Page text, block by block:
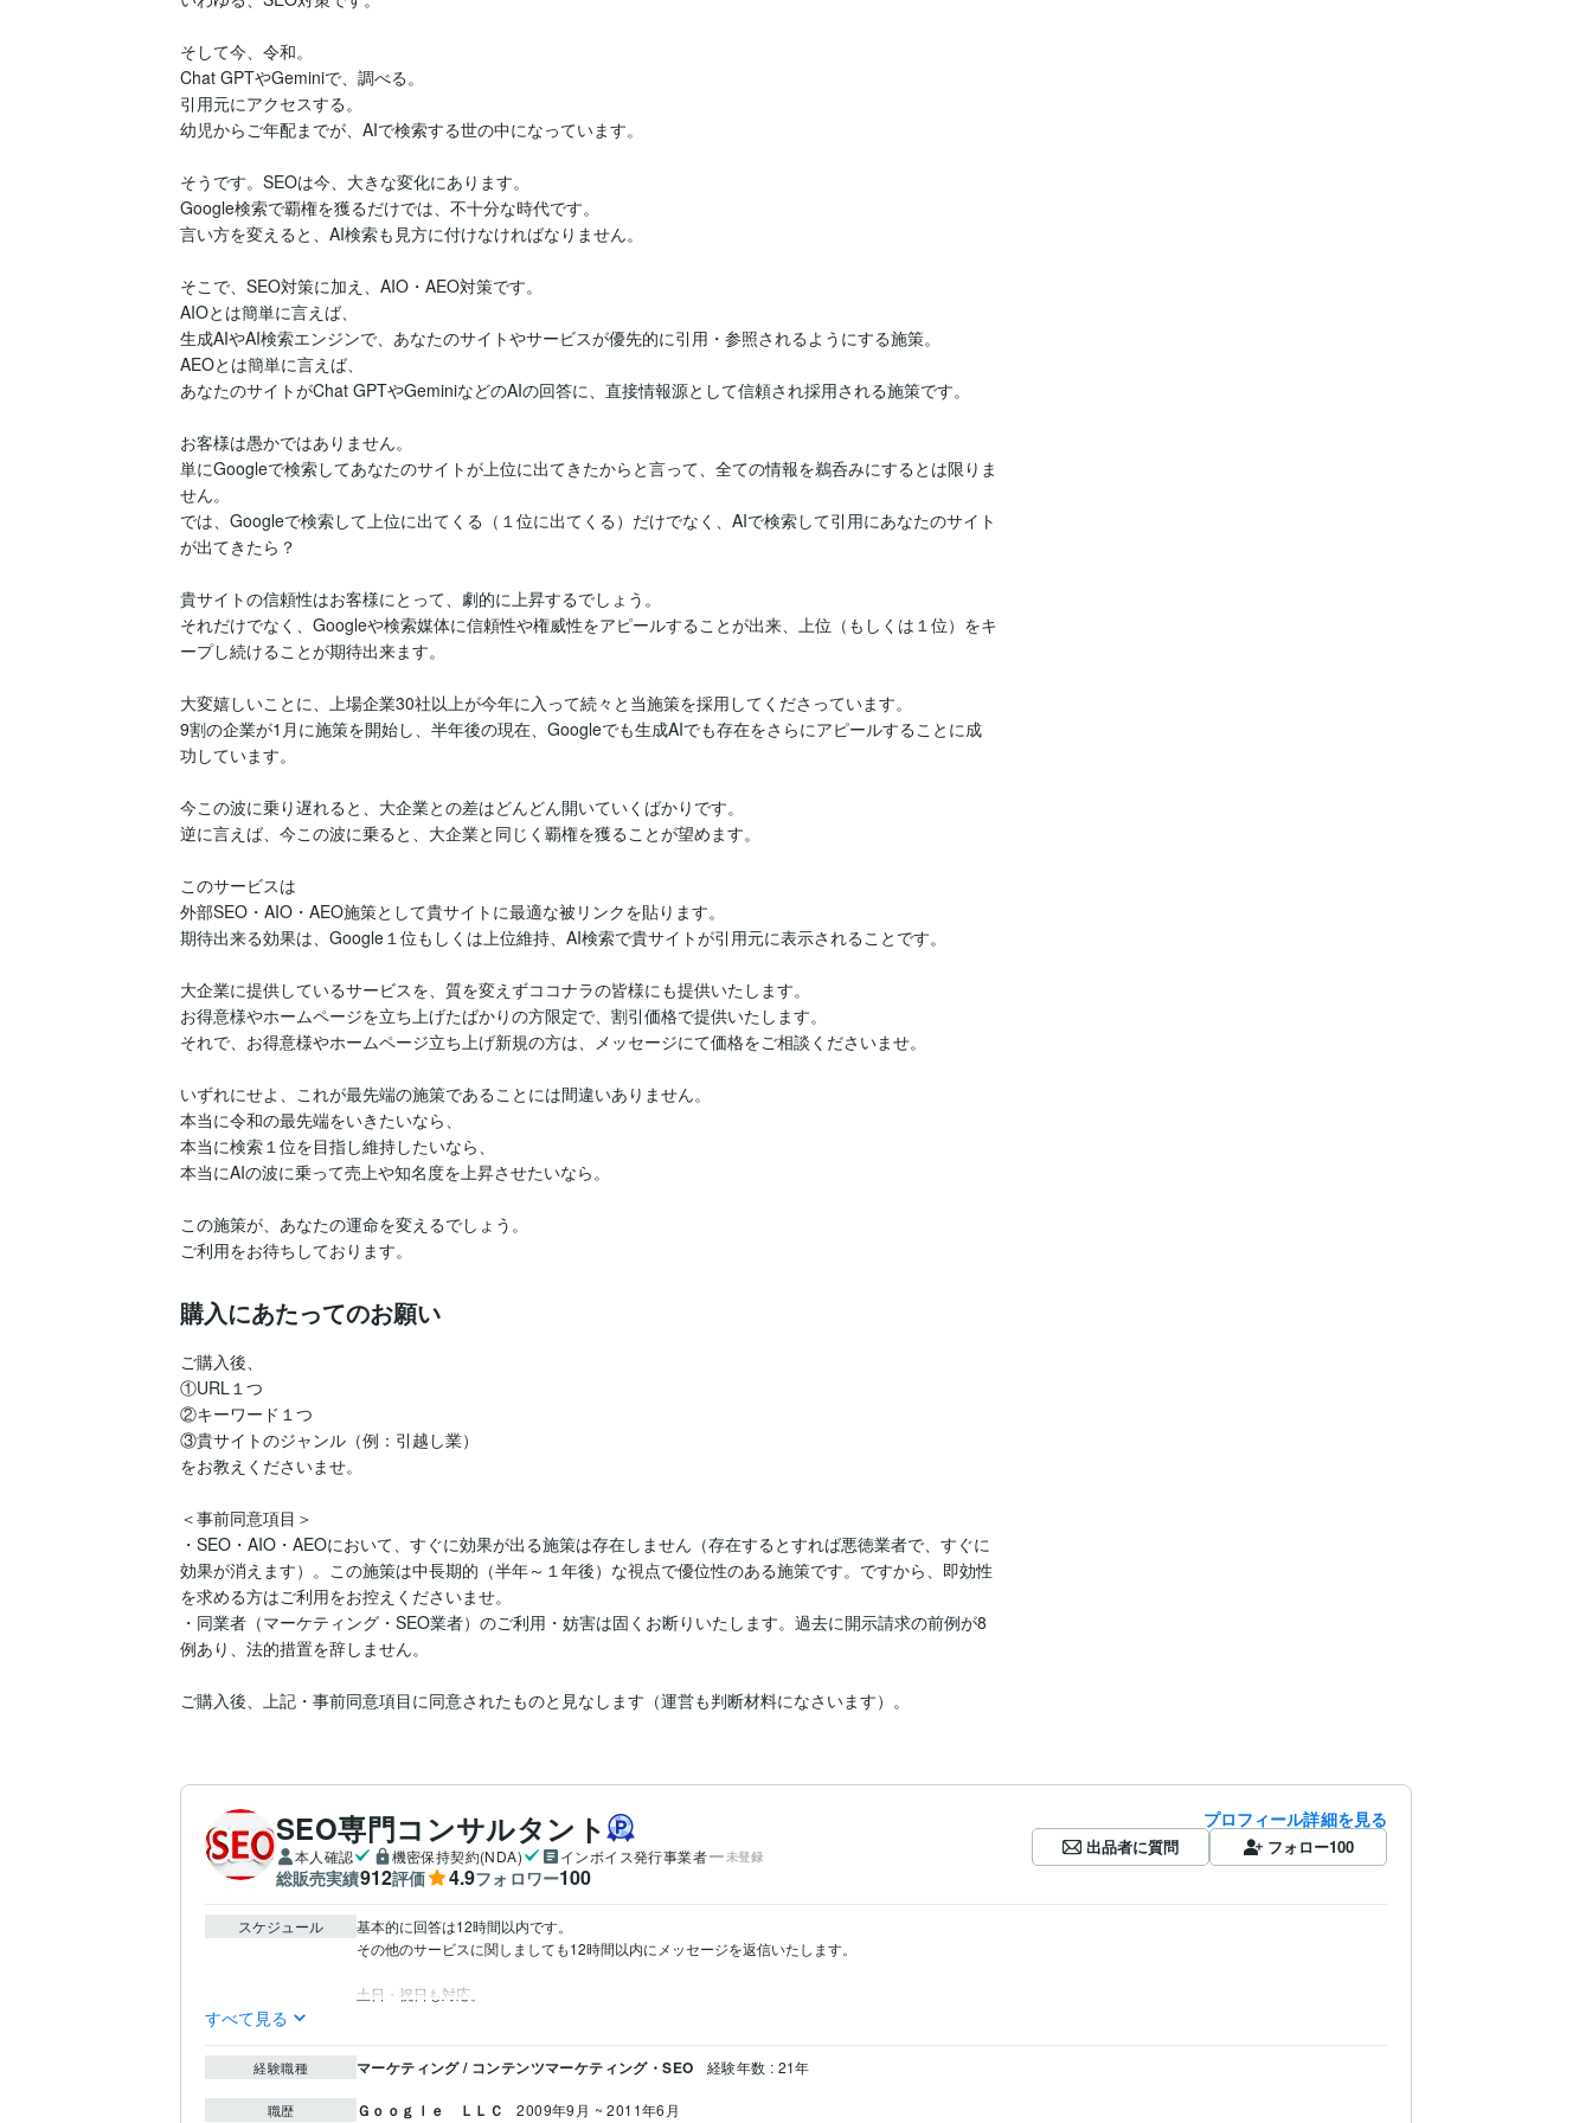
そして今、令和。
Chat GPTやGeminiで、調べる。
引用元にアクセスする。
幼児からご年配までが、AIで検索する世の中になっています。
そうです。SEOは今、大きな変化にあります。
Google検索で覇権を獲るだけでは、不十分な時代です。
言い方を変えると、AI検索も見方に付けなければなりません。
そこで、SEO対策に加え、AIO・AEO対策です。
AIOとは簡単に言えば、
生成AIやAI検索エンジンで、あなたのサイトやサービスが優先的に引用・参照されるようにする施策。
AEOとは簡単に言えば、
あなたのサイトがChat GPTやGeminiなどのAIの回答に、直接情報源として信頼され採用される施策です。
お客様は愚かではありません。
単にGoogleで検索してあなたのサイトが上位に出てきたからと言って、全ての情報を鵜呑みにするとは限りま
せん。
では、Googleで検索して上位に出てくる（１位に出てくる）だけでなく、AIで検索して引用にあなたのサイト
が出てきたら？
貴サイトの信頼性はお客様にとって、劇的に上昇するでしょう。
それだけでなく、Googleや検索媒体に信頼性や権威性をアピールすることが出来、上位（もしくは１位）をキ
ープし続けることが期待出来ます。
大変嬉しいことに、上場企業30社以上が今年に入って続々と当施策を採用してくださっています。
9割の企業が1月に施策を開始し、半年後の現在、Googleでも生成AIでも存在をさらにアピールすることに成
功しています。
今この波に乗り遅れると、大企業との差はどんどん開いていくばかりです。
逆に言えば、今この波に乗ると、大企業と同じく覇権を獲ることが望めます。
このサービスは
外部SEO・AIO・AEO施策として貴サイトに最適な被リンクを貼ります。
期待出来る効果は、Google１位もしくは上位維持、AI検索で貴サイトが引用元に表示されることです。
大企業に提供しているサービスを、質を変えずココナラの皆様にも提供いたします。
お得意様やホームページを立ち上げたばかりの方限定で、割引価格で提供いたします。
それで、お得意様やホームページ立ち上げ新規の方は、メッセージにて価格をご相談くださいませ。
いずれにせよ、これが最先端の施策であることには間違いありません。
本当に令和の最先端をいきたいなら、
本当に検索１位を目指し維持したいなら、
本当にAIの波に乗って売上や知名度を上昇させたいなら。
この施策が、あなたの運命を変えるでしょう。
ご利用をお待ちしております。
購入にあたってのお願い
ご購入後、
①URL１つ
②キーワード１つ
③貴サイトのジャンル（例：引越し業）
をお教えくださいませ。
＜事前同意項目＞
・SEO・AIO・AEOにおいて、すぐに効果が出る施策は存在しません（存在するとすれば悪徳業者で、すぐに
効果が消えます）。この施策は中長期的（半年～１年後）な視点で優位性のある施策です。ですから、即効性
を求める方はご利用をお控えくださいませ。
・同業者（マーケティング・SEO業者）のご利用・妨害は固くお断りいたします。過去に開示請求の前例が8
例あり、法的措置を辞しません。
ご購入後、上記・事前同意項目に同意されたものと見なします（運営も判断材料になさいます）。
SEO専門コンサルタント
本人確認 機密保持契約(NDA) インボイス発行事業者 未登録
総販売実績912評価 4.9フォロワー100
プロフィール詳細を見る
出品者に質問 フォロー100
スケジュール
基本的に回答は12時間以内です。
その他のサービスに関しましても12時間以内にメッセージを返信いたします。
土日・祝日も対応。
すべて見る
経験職種 マーケティング / コンテンツマーケティング・SEO 経験年数 : 21年
職歴 Ｇｏｏｇｌｅ ＬＬＣ 2009年9月 ~ 2011年6月